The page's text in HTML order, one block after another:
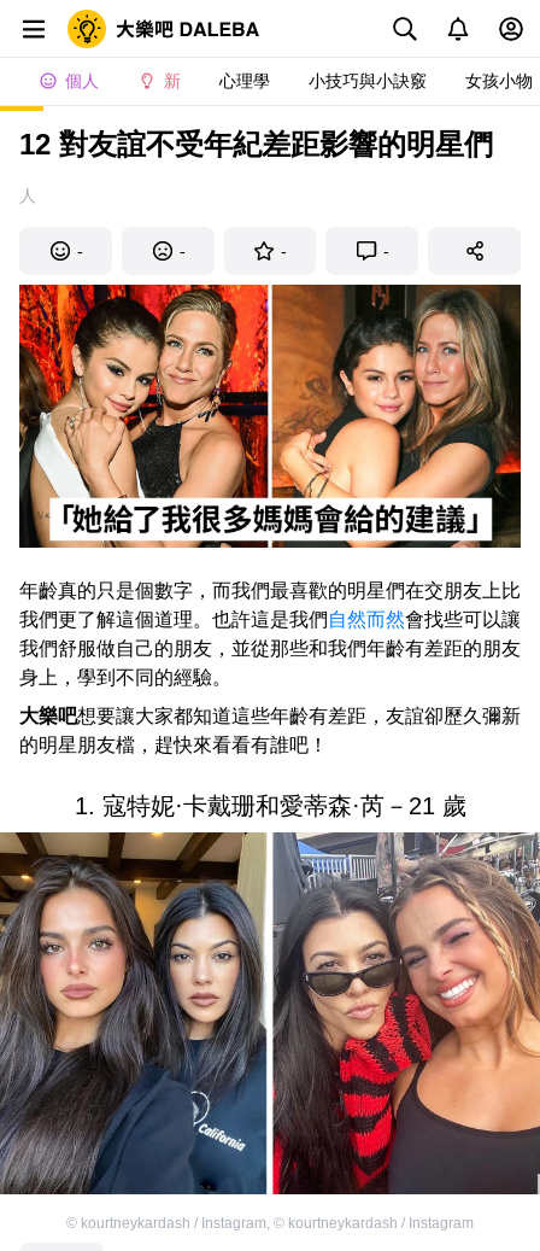
個人 新 心理學 小技巧與小訣竅 女孩小物
12 對友誼不受年紀差距影響的明星們
人
- - - -
年齡真的只是個數字，而我們最喜歡的明星們在交朋友上比
我們更了解這個道理。也許這是我們 自然而然會找些可以讓
我們舒服做自己的朋友，並從那些和我們年齡有差距的朋友
身上，學到不同的經驗。
大樂吧想要讓大家都知道這些年齡有差距，友誼卻歷久彌新
的明星朋友檔，趕快來看看有誰吧！
1. 寇特妮·卡戴珊和愛蒂森·芮－21 歲
© kourtneykardash / Instagram, © kourtneykardash / Instagram